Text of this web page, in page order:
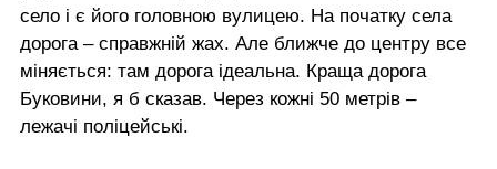
село і є його головною вулицею. На початку села
дорога – справжній жах. Але ближче до центру все
міняється: там дорога ідеальна. Краща дорога
Буковини, я б сказав. Через кожні 50 метрів –
лежачі поліцейські.